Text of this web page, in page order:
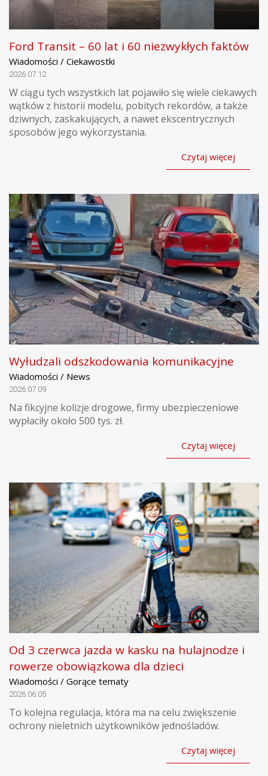
Ford Transit – 60 lat i 60 niezwykłych faktów
Wiadomości / Ciekawostki
2026.07.12
W ciągu tych wszystkich lat pojawiło się wiele ciekawych
wątków z historii modelu, pobitych rekordów, a także
dziwnych, zaskakujących, a nawet ekscentrycznych
sposobów jego wykorzystania.
Czytaj więcej
Wyłudzali odszkodowania komunikacyjne
Wiadomości / News
2026.07.09
Na fikcyjne kolizje drogowe, firmy ubezpieczeniowe
wypłaciły około 500 tys. zł.
Czytaj więcej
Od 3 czerwca jazda w kasku na hulajnodze i
rowerze obowiązkowa dla dzieci
Wiadomości / Gorące tematy
2026.06.05
To kolejna regulacja, która ma na celu zwiększenie
ochrony nieletnich użytkowników jednośladów.
Czytaj więcej